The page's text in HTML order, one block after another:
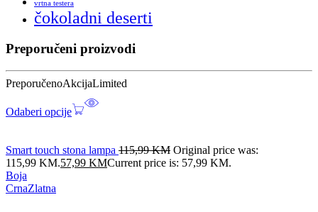
vrtna testera
čokoladni deserti
Preporučeni proizvodi
PreporučenoAkcijaLimited
Odaberi opcije
Smart touch stona lampa 115,99KM Original price was:
115,99 KM.57,99 KMCurrent price is: 57,99 KM.
Boja
CrnaZlatna